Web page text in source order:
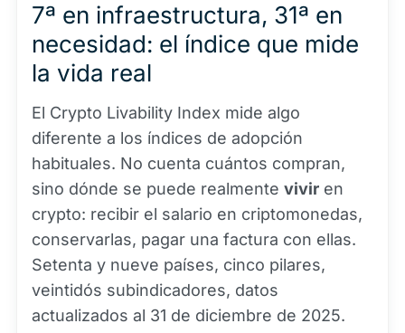
7ª en infraestructura, 31ª en
necesidad: el índice que mide
la vida real
El Crypto Livability Index mide algo
diferente a los índices de adopción
habituales. No cuenta cuántos compran,
sino dónde se puede realmente vivir en
crypto: recibir el salario en criptomonedas,
conservarlas, pagar una factura con ellas.
Setenta y nueve países, cinco pilares,
veintidós subindicadores, datos
actualizados al 31 de diciembre de 2025.